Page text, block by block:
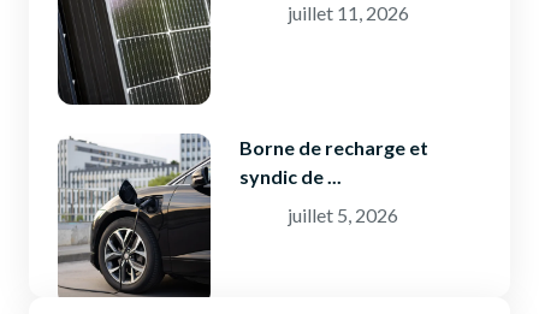
juillet 11, 2026
Borne de recharge et
syndic de ...
juillet 5, 2026